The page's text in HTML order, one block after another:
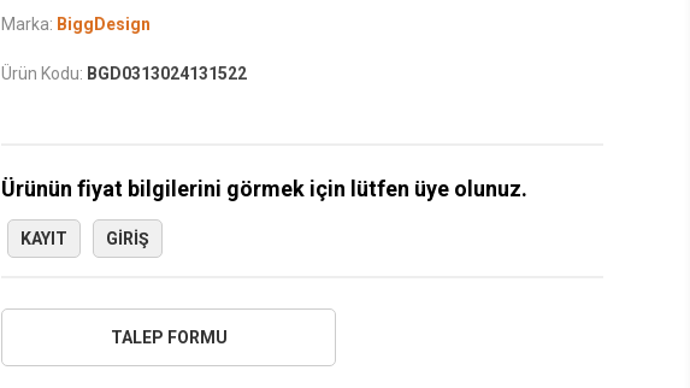
Marka: BiggDesign
Ürün Kodu: BGD0313024131522
Ürünün fiyat bilgilerini görmek için lütfen üye olunuz.
KAYIT GIRIŞ